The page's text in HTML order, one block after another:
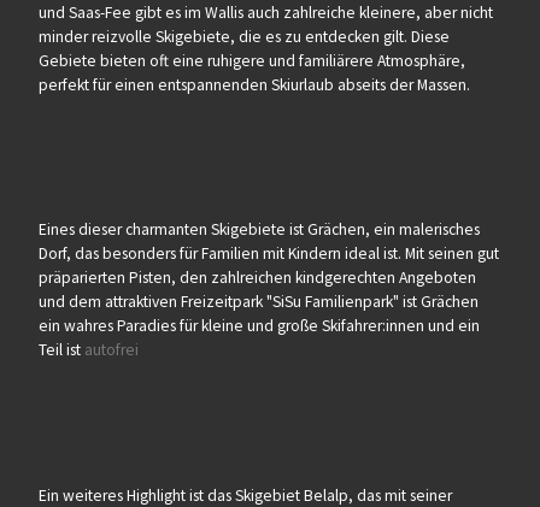
und Saas-Fee gibt es im Wallis auch zahlreiche kleinere, aber nicht
minder reizvolle Skigebiete, die es zu entdecken gilt. Diese
Gebiete bieten oft eine ruhigere und familiärere Atmosphäre,
perfekt für einen entspannenden Skiurlaub abseits der Massen.
Eines dieser charmanten Skigebiete ist Grächen, ein malerisches
Dorf, das besonders für Familien mit Kindern ideal ist. Mit seinen gut
präparierten Pisten, den zahlreichen kindgerechten Angeboten
und dem attraktiven Freizeitpark "SiSu Familienpark" ist Grächen
ein wahres Paradies für kleine und große Skifahrer:innen und ein
Teil ist autofrei
Ein weiteres Highlight ist das Skigebiet Belalp, das mit seiner